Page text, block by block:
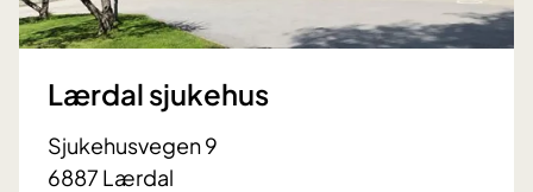
Lærdal sjukehus
Sjukehusvegen 9
6887 Lærdal